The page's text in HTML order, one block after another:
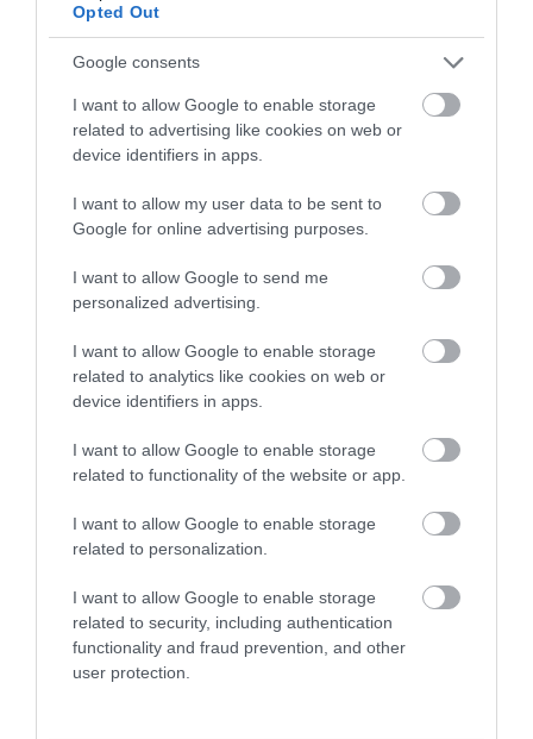
Opted Out
Google consents
I want to allow Google to enable storage
related to advertising like cookies on web or
device identifiers in apps.
I want to allow my user data to be sent to
Google for online advertising purposes.
I want to allow Google to send me
personalized advertising.
I want to allow Google to enable storage
related to analytics like cookies on web or
device identifiers in apps.
I want to allow Google to enable storage
related to functionality of the website or app.
I want to allow Google to enable storage
related to personalization.
I want to allow Google to enable storage
related to security, including authentication
functionality and fraud prevention, and other
user protection.
más rádiók esetében a hatóság ellentétes
döntést hozott, és azzal sem, hogy a Klubrádió
adminisztratív mulasztása csekély súlyú volt,
amire nem hivatkozhatott volna a Médiatanács
„ismételt jogsértésként".
Ha a bíróság megsemmisítette volna a
Médiatanács döntését, az sem lett volna elég
önmagában ahhoz, hogy a Klubrádió február
14. után is zavartalanul sugározhasson
Budapesten. Ezért a rádió azt is kérte a
bíróságtól, hogy ideiglenesen tegye lehetővé a
sugárzást addig, amíg le nem zárulnak a
folyamatban lévő eljárások. Ezt a bíróság arra
hivatkozva utasította el, hogy a hazai
jogszabályok erre nem adnak számára
felhatalmazást, kizárólag a Médiatanács
engedélyezheti a rádió ideiglenes sugárzását –
írja a TASZ.